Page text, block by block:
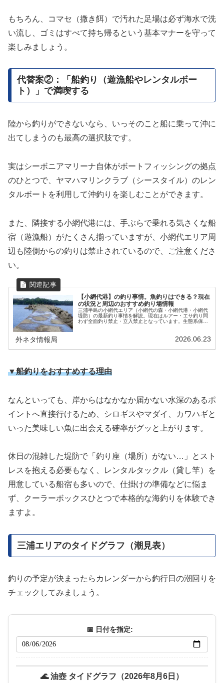
もちろん、コマセ（撒き餌）で汚れた足場は必ず海水で洗
い流し、ゴミはすべて持ち帰るという基本マナーを守って
楽しみましょう。
代替案②：「船釣り（遊漁船やレンタルボー
ト）」で満喫する
陸から釣りができないなら、いっそのこと船に乗って沖に
出てしまうのも最高の選択肢です。
実はシーボニアマリーナ自体がボートフィッシングの拠点
のひとつで、ヤマハマリンクラブ（シースタイル）のレン
タルボートを利用して沖釣りを楽しむことができます。
また、隣接する小網代港には、手ぶらで乗れる気さくな船
宿（遊漁船）がたくさん揃っていますが、小網代エリア周
辺も陸側からの釣りは禁止されているので、ご注意くださ
い。
【小網代港】の釣り事情。魚釣りはできる？現在
の状況と周辺のおすすめ釣り場情報
三浦半島の小網代エリア（小網代の森・小網代港・小網代
堤防）の最新釣り事情を解説。現在はルアー・エサ釣り問
わず全面釣り禁止・立入禁止となっています。生態系保全
外ネタ情報局 2026.06.23
▼船釣りをおすすめする理由
なんといっても、岸からはなかなか届かない水深のあるポ
イントへ直接行けるため、シロギスやマダイ、カワハギと
いった美味しい魚に出会える確率がグッと上がります。
休日の混雑した堤防で「釣り座（場所）がない…」とスト
レスを抱える必要もなく、レンタルタックル（貸し竿）を
用意している船宿も多いので、仕掛けの準備などに悩ま
ず、クーラーボックスひとつで本格的な海釣りを体験でき
ますよ。
三浦エリアのタイドグラフ（潮見表）
釣りの予定が決まったらカレンダーから釣行日の潮回りを
チェックしてみましょう。
📅 日付を指定:
🌊 油壺 タイドグラフ（2026年8月6日）